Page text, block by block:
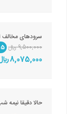
سرودهای مخالف
9,500,000 ريال
8,075,000 ريال
حالا دقیقا